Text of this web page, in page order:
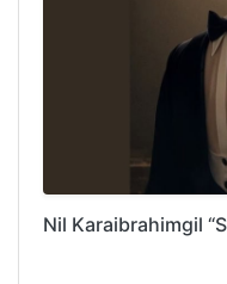
Nil Karaibrahimgil